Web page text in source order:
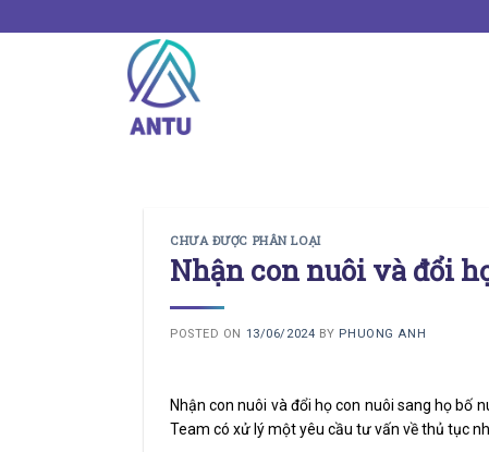
to
CHƯA ĐƯỢC PHÂN LOẠI
Nhận con nuôi và đổi
POSTED ON 13/06/2024 BY PHUONG ANH
Nhận con nuôi và đổi họ con nuôi sang họ bố
Team có xử lý một yêu cầu tư vấn về thủ tục